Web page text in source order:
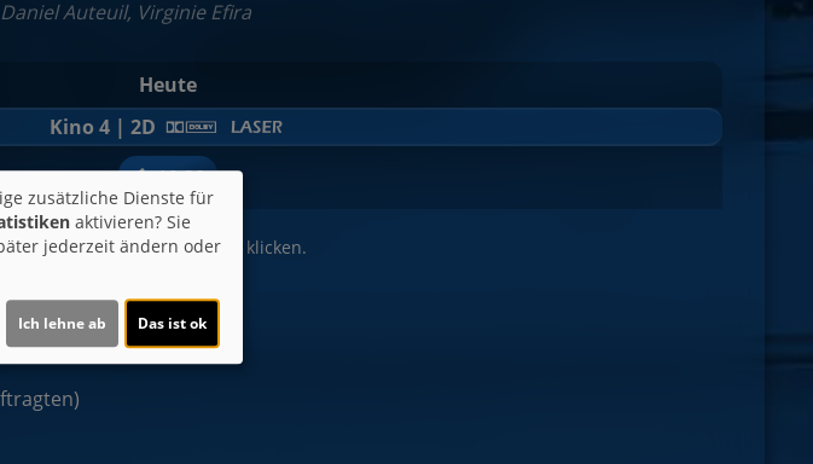
Auteuil, Virginie Efira
Heute
19:30
Kino 4 | 2D
Für Tickets auf die Uhrzeit klicken.
zusätzliche Dienste für
aktivieren? Sie
jederzeit ändern oder
Ich lehne ab Das ist ok